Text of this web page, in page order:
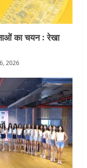
का चयन : रेखा
2026